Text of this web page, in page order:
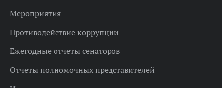
Мероприятия
Противодействие коррупции
Ежегодные отчеты сенаторов
Отчеты полномочных представителей